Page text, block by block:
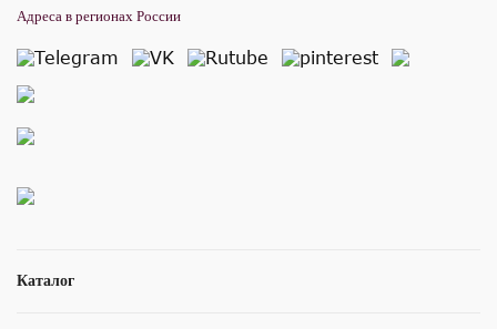
Каталог
Адреса в регионах России